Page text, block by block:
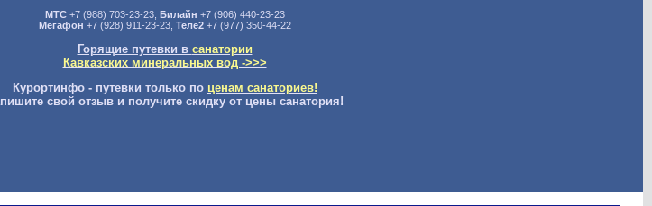
МТС+7 (988) 703-23-23, Билайн +7 (906) 440-23-23
Мегафон +7 (928) 911-23-23, Теле2+7 (977) 350-44-22
Горящие путевки в санатории
Кавказских минеральных вод ->>>
Курортинфо - путевки только по ценам санаториев!
свой отзыв и получите скидку от цены санатория!